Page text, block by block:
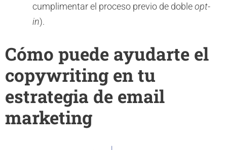
cumplimentar el proceso previo de dobleopt-
in).
Cómo puede ayudarte el
copywriting en tu
estrategia de email
marketing